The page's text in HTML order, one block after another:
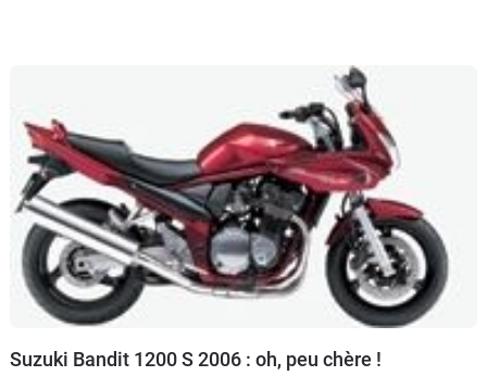
Suzuki Bandit 1200 S 2006 : oh, peu chère !